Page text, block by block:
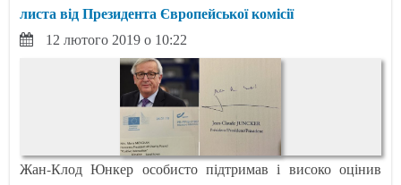
листа від Президента Європейської комісії
12 лютого 2019 о 10:22
Жан-Клод Юнкер особисто підтримав і високо оцінив